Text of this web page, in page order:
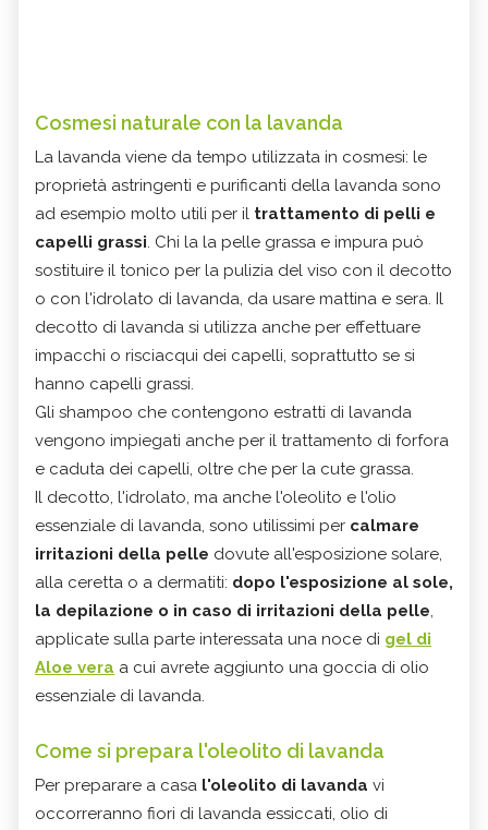
Cosmesi naturale con la lavanda
La lavanda viene da tempo utilizzata in cosmesi: le
proprietà astringenti e purificanti della lavanda sono
ad esempio molto utili per il trattamento di pelli e
capelli grassi. Chi la la pelle grassa e impura può
sostituire il tonico per la pulizia del viso con il decotto
o con l'idrolato di lavanda, da usare mattina e sera. Il
decotto di lavanda si utilizza anche per effettuare
impacchi o risciacqui dei capelli, soprattutto se si
hanno capelli grassi.
Gli shampoo che contengono estratti di lavanda
vengono impiegati anche per il trattamento di forfora
e caduta dei capelli, oltre che per la cute grassa.
Il decotto, l'idrolato, ma anche l'oleolito e l'olio
essenziale di lavanda, sono utilissimi per calmare
irritazioni della pelle dovute all'esposizione solare,
alla ceretta o a dermatiti: dopo l'esposizione al sole,
la depilazione o in caso di irritazioni della pelle,
applicate sulla parte interessata una noce di gel di
Aloe vera a cui avrete aggiunto una goccia di olio
essenziale di lavanda.
Come si prepara l'oleolito di lavanda
Per preparare a casa l'oleolito di lavanda vi
occorreranno fiori di lavanda essiccati, olio di